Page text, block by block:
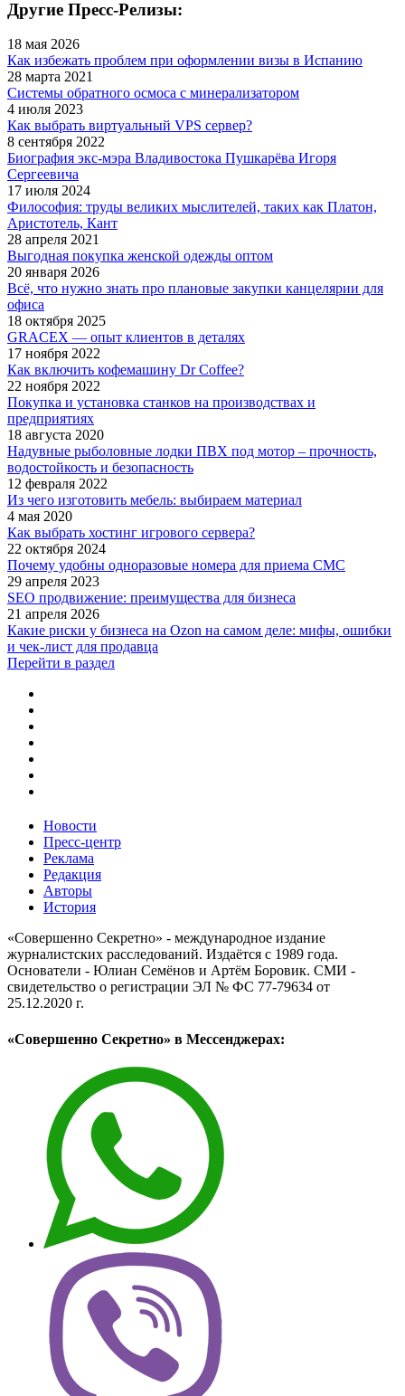
Другие Пресс-Релизы:
18 мая 2026
Как избежать проблем при оформлении визы в Испанию
28 марта 2021
Системы обратного осмоса с минерализатором
4 июля 2023
Как выбрать виртуальный VPS сервер?
8 сентября 2022
Биография экс-мэра Владивостока Пушкарёва Игоря
Сергеевича
17 июля 2024
Философия: труды великих мыслителей, таких как Платон,
Аристотель, Кант
28 апреля 2021
Выгодная покупка женской одежды оптом
20 января 2026
Всё, что нужно знать про плановые закупки канцелярии для
офиса
18 октября 2025
GRACEX — опыт клиентов в деталях
17 ноября 2022
Как включить кофемашину Dr Coffee?
22 ноября 2022
Покупка и установка станков на производствах и
предприятиях
18 августа 2020
Надувные рыболовные лодки ПВХ под мотор – прочность,
водостойкость и безопасность
12 февраля 2022
Из чего изготовить мебель: выбираем материал
4 мая 2020
Как выбрать хостинг игрового сервера?
22 октября 2024
Почему удобны одноразовые номера для приема СМС
29 апреля 2023
SEO продвижение: преимущества для бизнеса
21 апреля 2026
Какие риски у бизнеса на Ozon на самом деле: мифы, ошибки
и чек‑лист для продавца
Перейти в раздел
Новости
Пресс-центр
Реклама
Редакция
Авторы
История
«Совершенно Секретно» - международное издание
журналистских расследований. Издаётся с 1989 года.
Основатели - Юлиан Семёнов и Артём Боровик. CМИ -
свидетельство о регистрации ЭЛ № ФС 77-79634 от
25.12.2020 г.
«Совершенно Секретно» в Мессенджерах: